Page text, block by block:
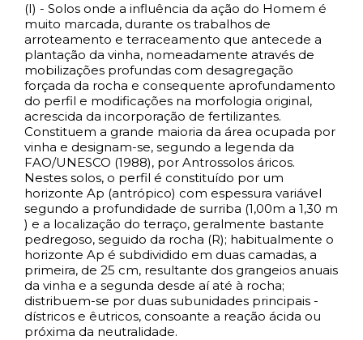
(I) - Solos onde a influência da ação do Homem é
muito marcada, durante os trabalhos de
arroteamento e terraceamento que antecede a
plantação da vinha, nomeadamente através de
mobilizações profundas com desagregação
forçada da rocha e consequente aprofundamento
do perfil e modificações na morfologia original,
acrescida da incorporação de fertilizantes.
Constituem a grande maioria da área ocupada por
vinha e designam-se, segundo a legenda da
FAO/UNESCO (1988), por Antrossolos áricos.
Nestes solos, o perfil é constituído por um
horizonte Ap (antrópico) com espessura variável
segundo a profundidade de surriba (1,00m a 1,30 m
) e a localização do terraço, geralmente bastante
pedregoso, seguido da rocha (R); habitualmente o
horizonte Ap é subdividido em duas camadas, a
primeira, de 25 cm, resultante dos grangeios anuais
da vinha e a segunda desde aí até à rocha;
distribuem-se por duas subunidades principais -
dístricos e êutricos, consoante a reação ácida ou
próxima da neutralidade.